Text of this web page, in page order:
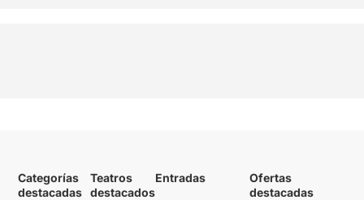
Categorías
destacadas
Teatros
destacados
Entradas
Ofertas
destacadas